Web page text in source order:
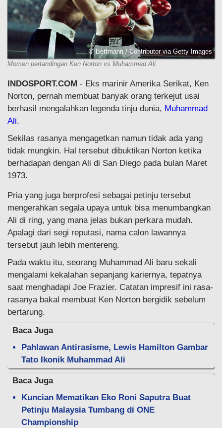
© Bettmann / Contributor via Getty Images
Momen pertandingan Ken Norton vs Muhammad Ali.
INDOSPORT.COM - Eks marinir Amerika Serikat, Ken
Norton, pernah membuat banyak orang terkejut usai
berhasil mengalahkan legenda tinju dunia, Muhammad
Ali.
Sekilas rasanya mengagetkan namun tidak ada yang
tidak mungkin. Hal tersebut dibuktikan Norton ketika
berhadapan dengan Ali di San Diego pada bulan Maret
1973.
Pria yang juga berprofesi sebagai petinju tersebut
mengerahkan segala upaya untuk bisa menumbangkan
Ali di ring, yang mana jelas bukan perkara mudah.
Apalagi dari segi reputasi, nama calon lawannya
tersebut jauh lebih mentereng.
Pada waktu itu, seorang Muhammad Ali baru sekali
mengalami kekalahan sepanjang kariernya, tepatnya
saat menghadapi Joe Frazier. Catatan impresif ini rasa-
rasanya bakal membuat Ken Norton bergidik sebelum
bertarung.
Baca Juga
Pahlawan Antirasisme, Lewis Hamilton Gambar
Tato Ikonik Muhammad Ali
Baca Juga
Kuncian Mematikan Eko Roni Saputra Buat
Petinju Malaysia Tumbang di ONE
Championship